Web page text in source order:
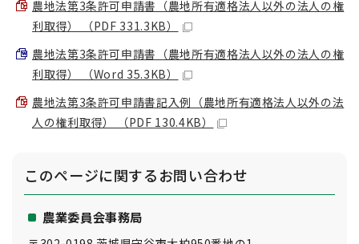
農地法第3条許可申請書（農地所有適格法人以外の法人の権
利取得） （PDF 331.3KB）
農地法第3条許可申請書（農地所有適格法人以外の法人の権
利取得） （Word 35.3KB）
農地法第3条許可申請書記入例（農地所有適格法人以外の法
人の権利取得） （PDF 130.4KB）
このページに関するお問い合わせ
農業委員会事務局